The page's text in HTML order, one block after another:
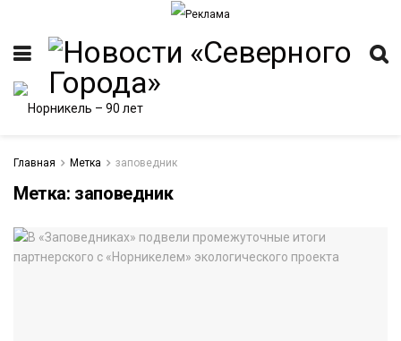
Главная Метка заповедник
Метка: заповедник